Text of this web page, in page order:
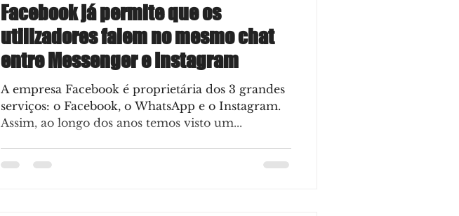
Facebook já permite que os
utilizadores falem no mesmo chat
entre Messenger e Instagram
A empresa Facebook é proprietária dos 3 grandes
serviços: o Facebook, o WhatsApp e o Instagram.
Assim, ao longo dos anos temos visto um...